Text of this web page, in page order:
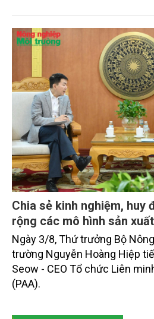
trưởng khá. Diện tích rừng
thủy sản đều tăng nhẹ.
Chia sẻ kinh nghiệm, huy
rộng các mô hình sản
Ngày 3/8, Thứ trưởng Bộ
trường Nguyễn Hoàng Hiệp
Seow - CEO Tổ chức Liên
(PAA).